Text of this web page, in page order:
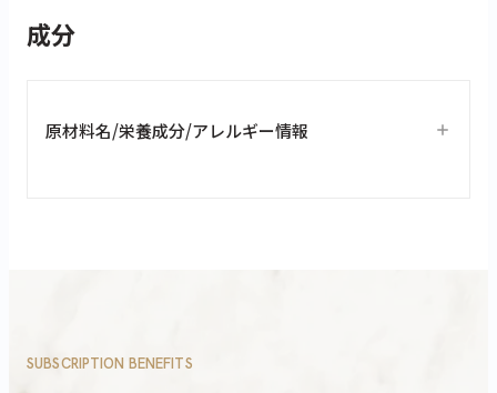
成分
原材料名/栄養成分/アレルギー情報
SUBSCRIPTION BENEFITS